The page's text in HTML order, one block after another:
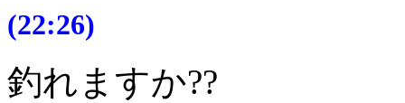
(22:26)
釣れますか??